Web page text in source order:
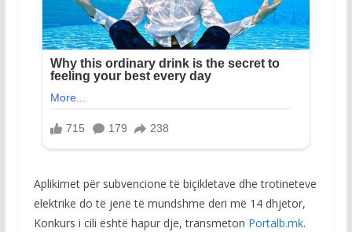
Aplikimet për subvencione të biçikletave dhe trotineteve
elektrike do të jenë të mundshme deri më 14 dhjetor,
Konkurs i cili është hapur dje, transmeton Portalb.mk.